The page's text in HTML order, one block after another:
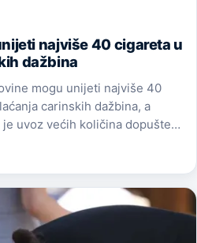
najviše 40 cigareta u
dažbina
mogu unijeti najviše 40
carinskih dažbina, a
uvoz većih količina dopušten